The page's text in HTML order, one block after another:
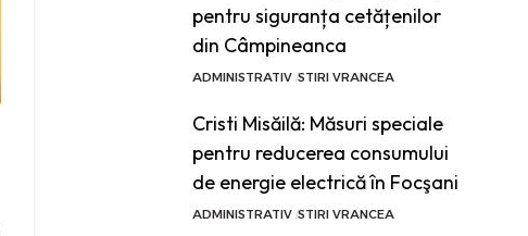
pentru siguranța cetățenilor
din Câmpineanca
ADMINISTRATIV STIRI VRANCEA
Cristi Misăilă: Măsuri speciale
pentru reducerea consumului
de energie electrică în Focşani
ADMINISTRATIV STIRI VRANCEA